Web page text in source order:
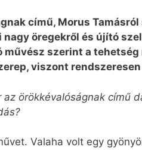
című, Morus
öregekről és újító
szerint a
viszont
örökkévalóságnak című
Valaha volt egy